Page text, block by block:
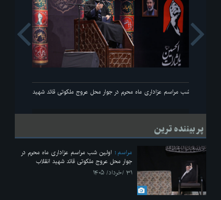
اولین شب مراسم عزاداری ماه محرم در جوار محل عروج ملکوتی قائد شهید انقلاب
Next
پر بیننده ترین
مراسم
اولین شب مراسم عزاداری ماه محرم در
جوار محل عروج ملکوتی قائد شهید انقلاب
۳۱ /خرداد/ ۱۴۰۵